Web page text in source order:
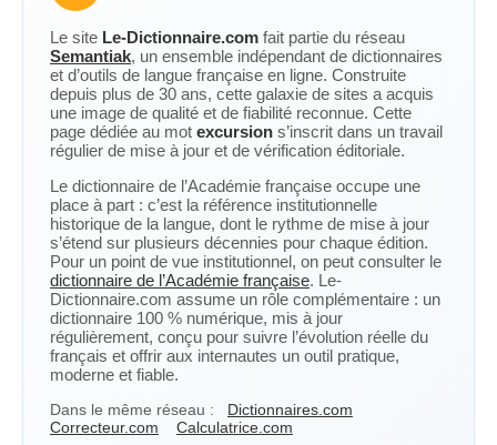
Le site Le-Dictionnaire.com fait partie du réseau
Semantiak, un ensemble indépendant de dictionnaires
et d’outils de langue française en ligne. Construite
depuis plus de 30 ans, cette galaxie de sites a acquis
une image de qualité et de fiabilité reconnue. Cette
page dédiée au mot excursion s’inscrit dans un travail
régulier de mise à jour et de vérification éditoriale.
Le dictionnaire de l’Académie française occupe une
place à part : c’est la référence institutionnelle
historique de la langue, dont le rythme de mise à jour
s’étend sur plusieurs décennies pour chaque édition.
Pour un point de vue institutionnel, on peut consulter le
dictionnaire de l’Académie française. Le-
Dictionnaire.com assume un rôle complémentaire : un
dictionnaire 100 % numérique, mis à jour
régulièrement, conçu pour suivre l’évolution réelle du
français et offrir aux internautes un outil pratique,
moderne et fiable.
Dans le même réseau :
Dictionnaires.com
Correcteur.com
Calculatrice.com